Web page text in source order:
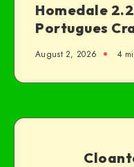
Homedale
Portugues
August 2, 2026 4